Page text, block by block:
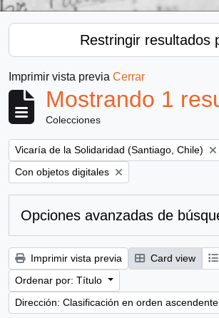
Restringir resultados
Imprimir vista previa Cerrar
Mostrando 1
Colecciones
Remove filter:
Vicaría de la Solidaridad (Santiago, Chile)
Remove filter:
Con objetos digitales
Opciones avanzadas de
Imprimir vista previa Card view
Ordenar por: Título
Dirección: Clasificación en orden ascendente